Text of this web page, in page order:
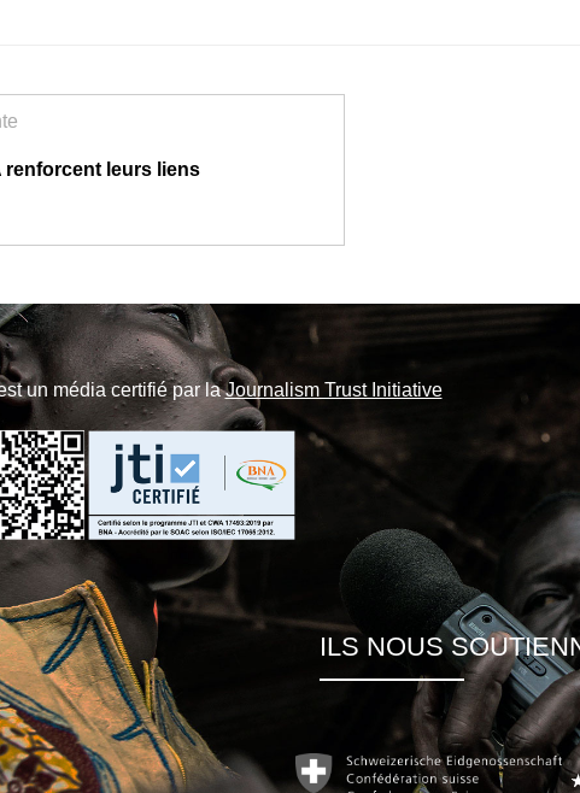
renforcent leurs liens
un média certifié par laJournalism Trust Initiative
ILS NOUS